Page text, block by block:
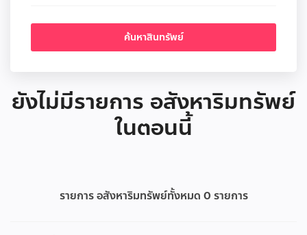
ยังไม่มีรายการ อสังหาริมทรัพย์
ในตอนนี้
รายการ อสังหาริมทรัพย์ทั้งหมด 0 รายการ